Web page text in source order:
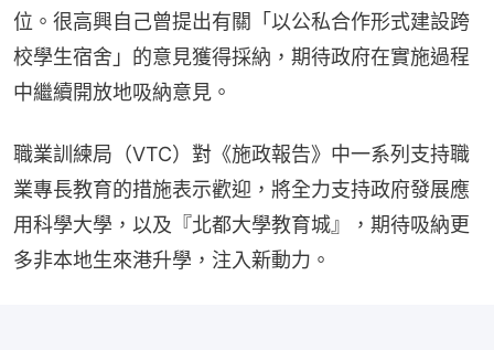
位。很高興自己曾提出有關「以公私合作形式建設跨
校學生宿舍」的意見獲得採納，期待政府在實施過程
中繼續開放地吸納意見。
職業訓練局（VTC）對《施政報告》中一系列支持職
業專長教育的措施表示歡迎，將全力支持政府發展應
用科學大學，以及『北都大學教育城』，期待吸納更
多非本地生來港升學，注入新動力。